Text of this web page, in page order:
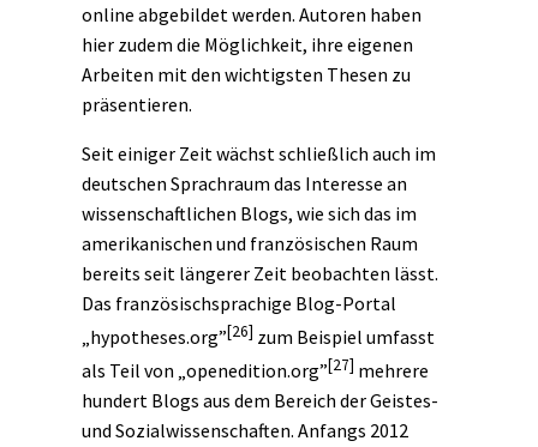
online abgebildet werden. Autoren haben
hier zudem die Möglichkeit, ihre eigenen
Arbeiten mit den wichtigsten Thesen zu
präsentieren.
Seit einiger Zeit wächst schließlich auch im
deutschen Sprachraum das Interesse an
wissenschaftlichen Blogs, wie sich das im
amerikanischen und französischen Raum
bereits seit längerer Zeit beobachten lässt.
Das französischsprachige Blog-Portal
„hypotheses.org”[26] zum Beispiel umfasst
als Teil von „openedition.org”[27] mehrere
hundert Blogs aus dem Bereich der Geistes-
und Sozialwissenschaften. Anfangs 2012